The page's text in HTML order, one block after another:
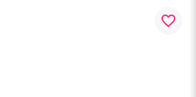
favorite_border